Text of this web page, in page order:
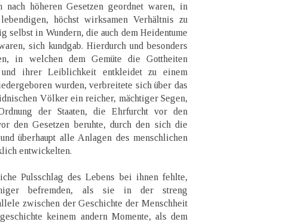
höheren Gesetzen geordnet waren, in
höchst wirksamen Verhältnis zu
selbst in Wundern, die auch dem Heidentume
sich kundgab. Hierdurch und besonders
in welchen dem Gemüte die Gottheiten
und ihrer Leiblichkeit entkleidet zu einem
wurden, verbreitete sich über das
Völker ein reicher, mächtiger Segen,
der Staaten, die Ehrfurcht vor den
den Gesetzen beruhte, durch den sich die
überhaupt alle Anlagen des menschlichen
entwickelten.
Pulsschlag des Lebens bei ihnen fehlte,
befremden, als sie in der streng
zwischen der Geschichte der Menschheit
keinem andern Momente, als dem